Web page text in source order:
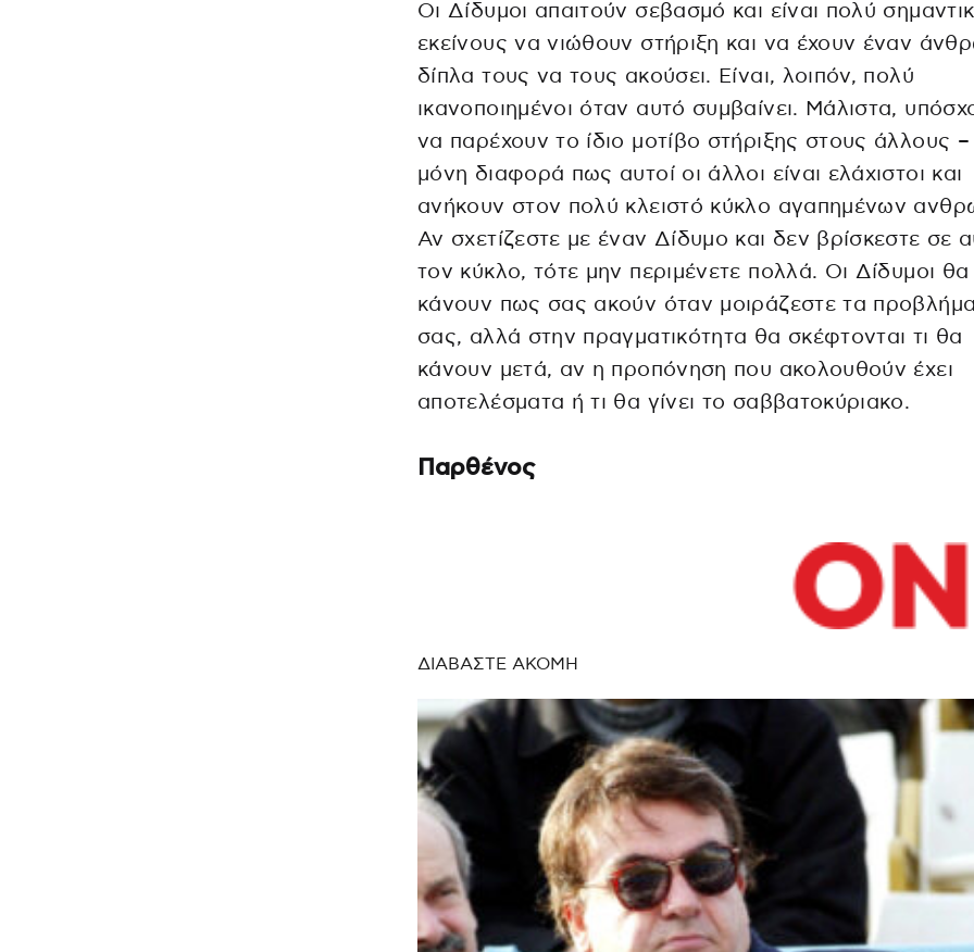
Οι Δίδυμοι απαιτούν σεβασμό και είναι πολύ
εκείνους να νιώθουν στήριξη και να έχουν έναν
δίπλα τους να τους ακούσει. Είναι, λοιπόν, πολύ
ικανοποιημένοι όταν αυτό συμβαίνει. Μάλιστα,
να παρέχουν το ίδιο μοτίβο στήριξης στους άλλους –
μόνη διαφορά πως αυτοί οι άλλοι είναι ελάχιστοι και
ανήκουν στον πολύ κλειστό κύκλο αγαπημένων
Αν σχετίζεστε με έναν Δίδυμο και δεν βρίσκεστε σε
τον κύκλο, τότε μην περιμένετε πολλά. Οι Δίδυμοι θα
κάνουν πως σας ακούν όταν μοιράζεστε τα
σας, αλλά στην πραγματικότητα θα σκέφτονται τι θα
κάνουν μετά, αν η προπόνηση που ακολουθούν έχει
αποτελέσματα ή τι θα γίνει το σαββατοκύριακο.
Παρθένος
ΔΙΑΒΑΣΤΕ ΑΚΟΜΗ